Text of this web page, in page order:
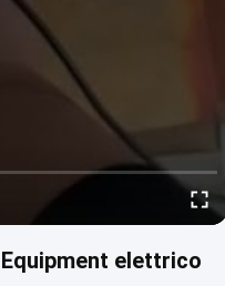
Equipment elettrico